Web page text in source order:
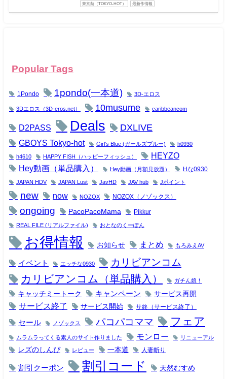
東京熱（TOKYO-HOT） 最新作情報
Popular Tags
1Pondo 1pondo(一本道) 3D-エロス
3Dエロス（3D-eros.net） 10musume caribbeancom
D2PASS Deals DXLIVE
GBOYS Tokyo-hot Girl's Blue (ガールズブルー) h0930
h4610 HAPPY FISH（ハッピーフィッシュ）
HEYZO
Hey動画（単品購入）
Hey動画（月額見放題） Hな0930
JAPAN HDV JAPAN Lust JavHD JAV hub Jポイント
new now NOZOX NOZOX（ノゾックス）
ongoing PacoPacoMama Pikkur
REAL FILE (リアルファイル) おとなのくーぽん
お得情報 お知らせ まとめ もろみえAV
イベント エッチな0930 カリビアンコム
カリビアンコム（単品購入） ガチん娘！
キャッチミートーク キャンペーン サービス再開
サービス終了 サービス開始 サ終（サービス終了）
セール ノゾックス パコパコママ フェア
ムラムラってくる素人のサイト作りました モンロー リニューアル
レズのしんぴ レビュー 一本道 人妻斬り
割引クーポン 割引コード 天然むすめ